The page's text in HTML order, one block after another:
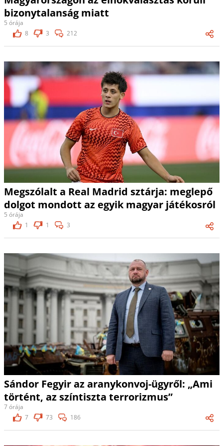
bizonytalanság miatt
5 órája
8
3 212
Megszólalt a Real Madrid sztárja: meglepő
dolgot mondott az egyik magyar játékosról
5 órája
1
1 3
Sándor Fegyir az aranykonvoj-ügyről: „Ami
történt, az színtiszta terrorizmus”
7 órája
7
73 186